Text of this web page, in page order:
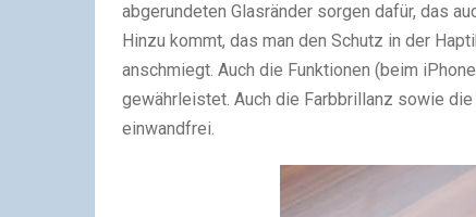
abgerundeten Glasränder sorgen dafür, das
Hinzu kommt, das man den Schutz in der
anschmiegt. Auch die Funktionen (beim
gewährleistet. Auch die Farbbrillanz sowie
einwandfrei.